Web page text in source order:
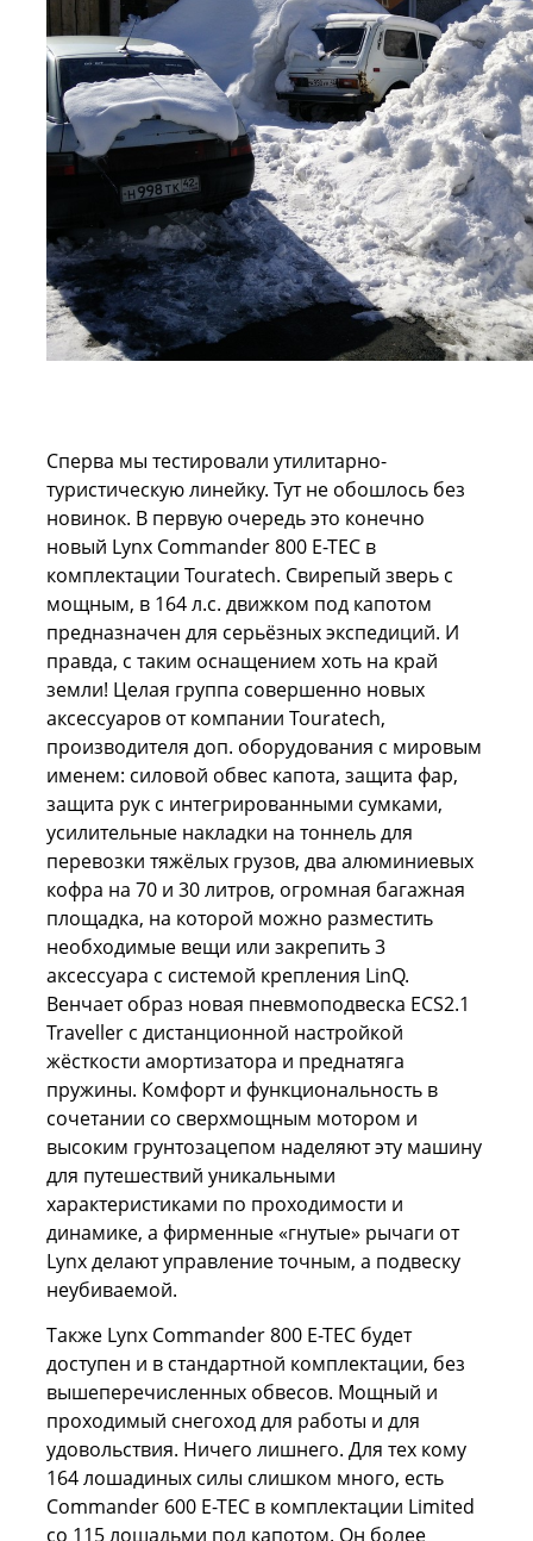
Сперва мы тестировали утилитарно-
туристическую линейку. Тут не обошлось без
новинок. В первую очередь это конечно
новый Lynx Commander 800 Е-ТЕС в
комплектации Touratech. Свирепый зверь с
мощным, в 164 л.с. движком под капотом
предназначен для серьёзных экспедиций. И
правда, с таким оснащением хоть на край
земли! Целая группа совершенно новых
аксессуаров от компании Touratech,
производителя доп. оборудования с мировым
именем: силовой обвес капота, защита фар,
защита рук с интегрированными сумками,
усилительные накладки на тоннель для
перевозки тяжёлых грузов, два алюминиевых
кофра на 70 и 30 литров, огромная багажная
площадка, на которой можно разместить
необходимые вещи или закрепить 3
аксессуара с системой крепления LinQ.
Венчает образ новая пневмоподвеска ECS2.1
Traveller с дистанционной настройкой
жёсткости амортизатора и преднатяга
пружины. Комфорт и функциональность в
сочетании со сверхмощным мотором и
высоким грунтозацепом наделяют эту машину
для путешествий уникальными
характеристиками по проходимости и
динамике, а фирменные «гнутые» рычаги от
Lynx делают управление точным, а подвеску
неубиваемой.
Также Lynx Commander 800 Е-ТЕС будет
доступен и в стандартной комплектации, без
вышеперечисленных обвесов. Мощный и
проходимый снегоход для работы и для
удовольствия. Ничего лишнего. Для тех кому
164 лошадиных силы слишком много, есть
Commander 600 Е-ТЕС в комплектации Limited
со 115 лошадьми под капотом. Он более